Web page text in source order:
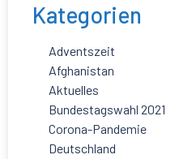
Kategorien
Adventszeit
Afghanistan
Aktuelles
Bundestagswahl 2021
Corona-Pandemie
Deutschland